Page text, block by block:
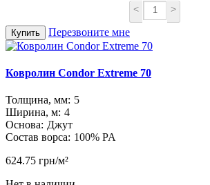
< >
Купить Перезвоните мне
Ковролин Condor Extreme 70
Толщина, мм: 5
Ширина, м: 4
Основа: Джут
Состав ворса: 100% PA
624.75 грн/м²